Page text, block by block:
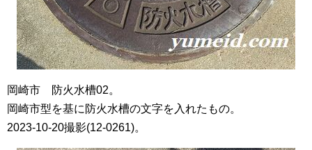
岡崎市 防火水槽02。
岡崎市型を基に防火水槽の文字を入れたもの。
2023-10-20撮影(12-0261)。